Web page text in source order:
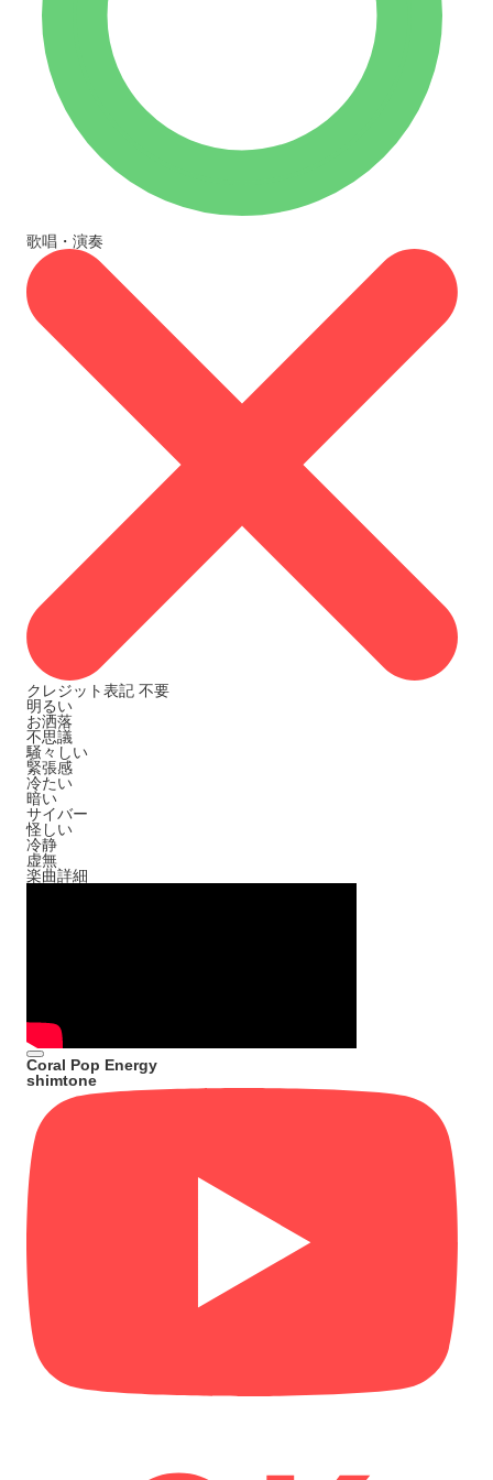
歌唱・演奏
クレジット表記 不要
明るい
お洒落
不思議
騒々しい
緊張感
冷たい
暗い
サイバー
怪しい
冷静
虚無
楽曲詳細
Coral Pop Energy
shimtone